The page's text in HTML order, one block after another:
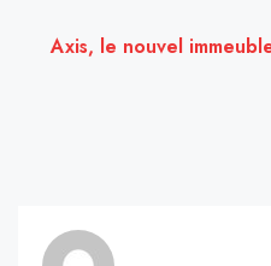
Axis, le nouvel